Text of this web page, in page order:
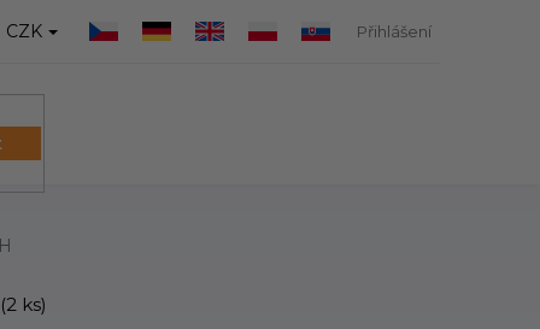
CZK Přihlášení
(2 ks)